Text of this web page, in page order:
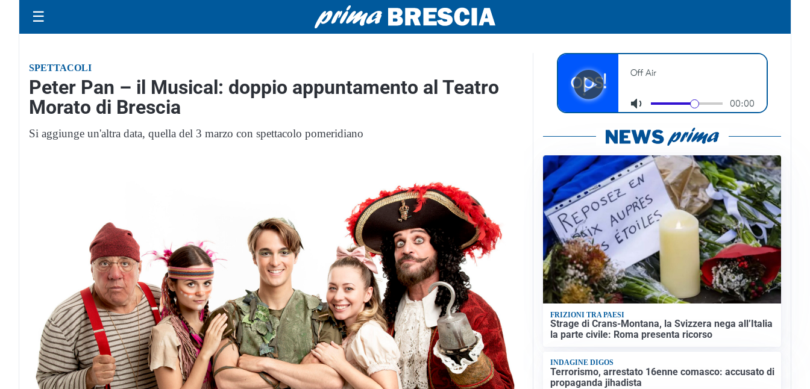
☰
SPETTACOLI
Peter Pan – il Musical: doppio appuntamento al Teatro
Morato di Brescia
Si aggiunge un'altra data, quella del 3 marzo con spettacolo pomeridiano
FRIZIONI TRA PAESI
Strage di Crans-Montana, la Svizzera nega all’Italia
la parte civile: Roma presenta ricorso
INDAGINE DIGOS
Terrorismo, arrestato 16enne comasco: accusato di
propaganda jihadista